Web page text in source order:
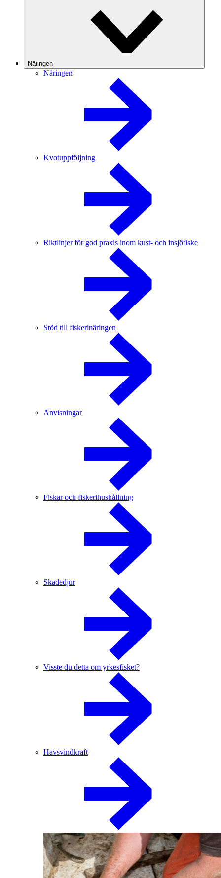
Näringen
Näringen
Kvotuppföljning
Riktlinjer för god praxis inom kust- och insjöfiske
Stöd till fiskerinäringen
Anvisningar
Fiskar och fiskerihushållning
Skadedjur
Visste du detta om yrkesfisket?
Havsvindkraft